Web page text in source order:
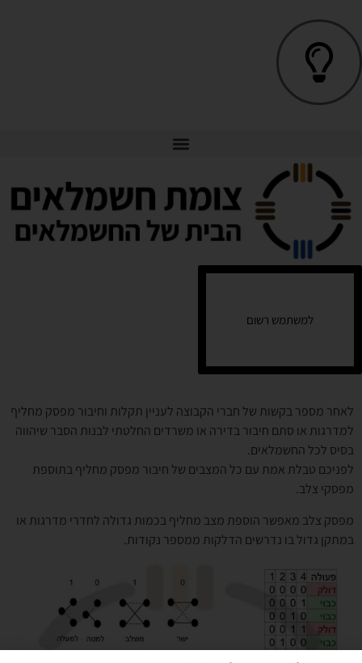
למשתמש רשום
לאחר מספר בקשות של חברי הקבוצה לעניין תקלות וחיבור מפסק מחליף
למדרגות או סתם חיבור בדירה או משרדים החלטתי לבנות הסבר שיהווה
בסיס לכל החשמלאים.
לפניכם טבלת אמת עם כל המצבים של חיבור מפסק מחליף בתוספת
מפסקי צלב.
מפסק צלב מאפשר הוספת מצב מחליף בכמות גדולה לחדרי מדרגות או
במתקן גדול בו נדרשים הדלקות ממספר נקודות.